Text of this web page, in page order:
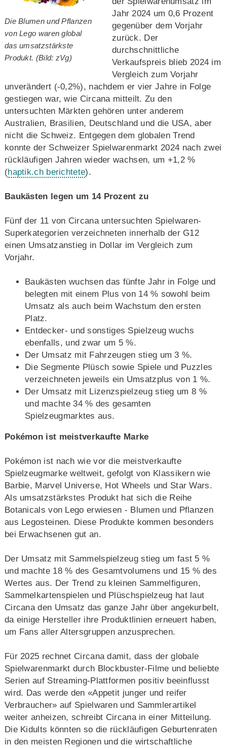
Die Blumen und Pflanzen
von Lego waren global
das umsatzstärkste
Produkt. (Bild: zVg)
Jahr 2024 um 0,6 Prozent
gegenüber dem Vorjahr
zurück. Der
durchschnittliche
Verkaufspreis blieb 2024 im
Vergleich zum Vorjahr
unverändert (-0,2%), nachdem er vier Jahre in Folge
gestiegen war, wie Circana mitteilt. Zu den
untersuchten Märkten gehören unter anderem
Australien, Brasilien, Deutschland und die USA, aber
nicht die Schweiz. Entgegen dem globalen Trend
konnte der Schweizer Spielwarenmarkt 2024 nach zwei
rückläufigen Jahren wieder wachsen, um +1,2 %
(haptik.ch berichtete).
Baukästen legen um 14 Prozent zu
Fünf der 11 von Circana untersuchten Spielwaren-
Superkategorien verzeichneten innerhalb der G12
einen Umsatzanstieg in Dollar im Vergleich zum
Vorjahr.
Baukästen wuchsen das fünfte Jahr in Folge und
belegten mit einem Plus von 14 % sowohl beim
Umsatz als auch beim Wachstum den ersten
Platz.
Entdecker- und sonstiges Spielzeug wuchs
ebenfalls, und zwar um 5 %.
Der Umsatz mit Fahrzeugen stieg um 3 %.
Die Segmente Plüsch sowie Spiele und Puzzles
verzeichneten jeweils ein Umsatzplus von 1 %.
Der Umsatz mit Lizenzspielzeug stieg um 8 %
und machte 34 % des gesamten
Spielzeugmarktes aus.
Pokémon ist meistverkaufte Marke
Pokémon ist nach wie vor die meistverkaufte
Spielzeugmarke weltweit, gefolgt von Klassikern wie
Barbie, Marvel Universe, Hot Wheels und Star Wars.
Als umsatzstärkstes Produkt hat sich die Reihe
Botanicals von Lego erwiesen - Blumen und Pflanzen
aus Legosteinen. Diese Produkte kommen besonders
bei Erwachsenen gut an.
Der Umsatz mit Sammelspielzeug stieg um fast 5 %
und machte 18 % des Gesamtvolumens und 15 % des
Wertes aus. Der Trend zu kleinen Sammelfiguren,
Sammelkartenspielen und Plüschspielzeug hat laut
Circana den Umsatz das ganze Jahr über angekurbelt,
da einige Hersteller ihre Produktlinien erneuert haben,
um Fans aller Altersgruppen anzusprechen.
Für 2025 rechnet Circana damit, dass der globale
Spielwarenmarkt durch Blockbuster-Filme und beliebte
Serien auf Streaming-Plattformen positiv beeinflusst
wird. Das werde den «Appetit junger und reifer
Verbraucher» auf Spielwaren und Sammlerartikel
weiter anheizen, schreibt Circana in einer Mitteilung.
Die Kidults könnten so die rückläufigen Geburtenraten
in den meisten Regionen und die wirtschaftliche